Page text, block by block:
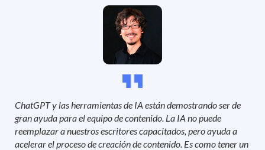
ChatGPT y las herramientas de IA están demostrando ser de
gran ayuda para el equipo de contenido. La IA no puede
reemplazar a nuestros escritores capacitados, pero ayuda a
acelerar el proceso de creación de contenido. Es como tener un